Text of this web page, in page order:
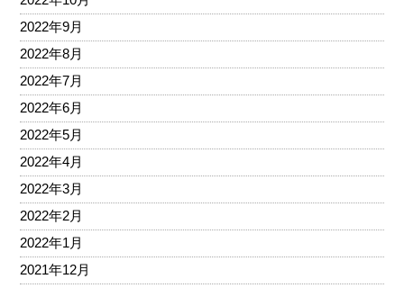
2022年9月
2022年8月
2022年7月
2022年6月
2022年5月
2022年4月
2022年3月
2022年2月
2022年1月
2021年12月